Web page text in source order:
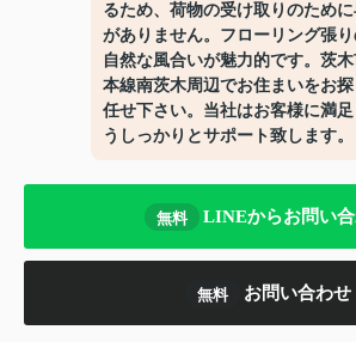
るため、荷物の受け取りのため
がありません。フローリング張り
自然な風合いが魅力的です。茨
本線南茨木周辺でお住まいをお
任せ下さい。当社はお客様に満
うしっかりとサポート致します。
無料 LINEからお問い
無料 お問い合わせ